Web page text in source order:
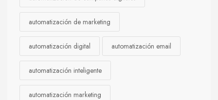
automatización de marketing
automatización digital automatización email
automatización inteligente
automatización marketing